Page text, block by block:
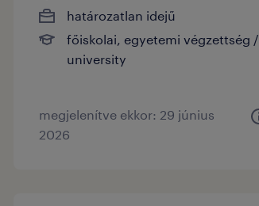
határozatlan idejű
főiskolai, egyetemi végzettség /
university
megjelenítve ekkor: 29 június
2026